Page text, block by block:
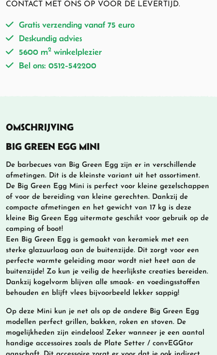
CONTACT MET ONS OP VOOR DE LEVERTIJD.
Gratis verzending vanaf 75 euro
Deskundig advies
5600 m2 winkelplezier
Bel ons: 0512-542200
OMSCHRIJVING
BIG GREEN EGG MINI
De barbecues van Big Green Egg zijn er in verschillende
afmetingen. Dit is de kleinste variant uit het assortiment.
De Big Green Egg Mini is perfect voor kleine gezelschappen
of voor de bereiding van kleine gerechten. Dankzij de
compacte afmetingen en het gewicht van 17 kg is deze
kleine Big Green Egg uitermate geschikt voor gebruik op de
camping of boot!
Een Big Green Egg is gemaakt van keramiek met een
sterke glazuurlaag aan de buitenzijde. Dit zorgt voor een
perfecte warmte geleiding maar wordt niet heet aan de
buitenzijde! Zo kun je veilig de heerlijkste creaties bereiden.
Dankzij kogelvorm blijven alle smaak- en voedingsstoffen
behouden en blijft vlees bijvoorbeeld lekker sappig!
Op deze Mini kun je net als op de andere Big Green Egg
modellen perfect grillen, bakken, roken en stoven. De
mogelijkheden zijn eindeloos! Zeker wanneer je een aantal
handige accessoires zoals de Plate Setter / convEGGtor